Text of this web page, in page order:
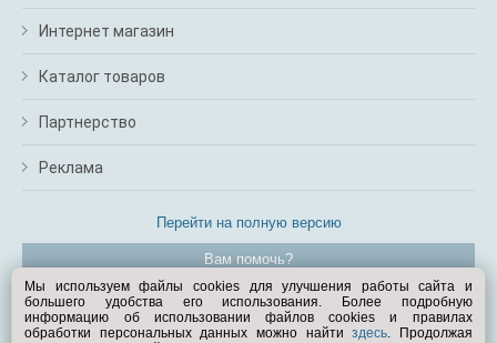
Интернет магазин
Каталог товаров
Партнерство
Реклама
Перейти на полную версию
Вам помочь?
© Exist.ru 1998—2026
Мы используем файлы cookies для улучшения работы сайта и
большего удобства его использования. Более подробную
информацию об использовании файлов cookies и правилах
обработки персональных данных можно найтиздесь. Продолжая